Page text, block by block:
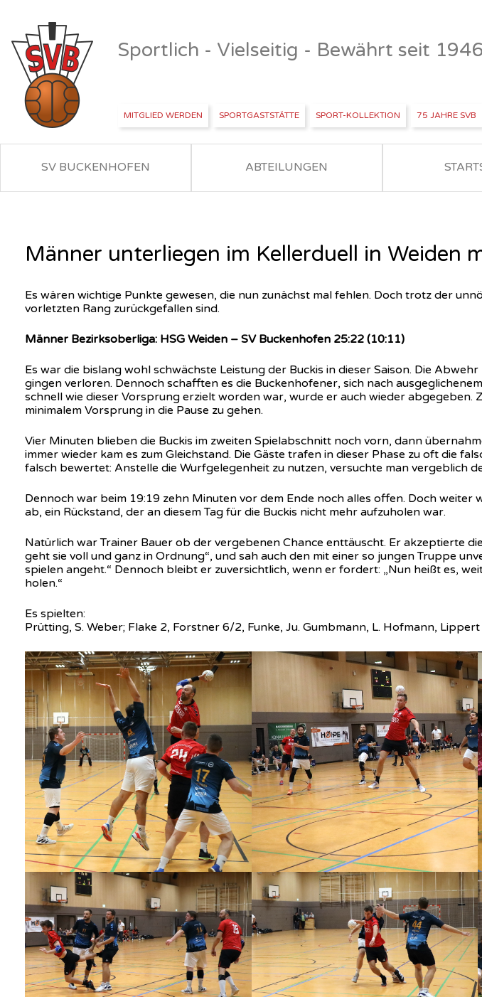
Sportlich - Vielseitig - Bewährt seit 1946
MITGLIED WERDEN SPORTGASTSTÄTTE SPORT-KOLLEKTION 75 JAHRE SVB
SV BUCKENHOFEN ABTEILUNGEN
Männer unterliegen im Kellerduell in Weiden
Es wären wichtige Punkte gewesen, die nun zunächst mal fehlen. Doch trotz der
vorletzten Rang zurückgefallen sind.
Männer Bezirksoberliga: HSG Weiden – SV Buckenhofen 25:22 (10:11)
Es war die bislang wohl schwächste Leistung der Buckis in dieser Saison. Die
gingen verloren. Dennoch schafften es die Buckenhofener, sich nach
schnell wie dieser Vorsprung erzielt worden war, wurde er auch wieder
minimalem Vorsprung in die Pause zu gehen.
Vier Minuten blieben die Buckis im zweiten Spielabschnitt noch vorn, dann
immer wieder kam es zum Gleichstand. Die Gäste trafen in dieser Phase zu oft die
falsch bewertet: Anstelle die Wurfgelegenheit zu nutzen, versuchte man vergeblich
Dennoch war beim 19:19 zehn Minuten vor dem Ende noch alles offen. Doch
ab, ein Rückstand, der an diesem Tag für die Buckis nicht mehr aufzuholen war.
Natürlich war Trainer Bauer ob der vergebenen Chance enttäuscht. Er akzeptierte
geht sie voll und ganz in Ordnung“, und sah auch den mit einer so jungen Truppe
spielen angeht.“ Dennoch bleibt er zuversichtlich, wenn er fordert: „Nun heißt es,
holen.“
Es spielten:
Prütting, S. Weber; Flake 2, Forstner 6/2, Funke, Ju. Gumbmann, L. Hofmann,